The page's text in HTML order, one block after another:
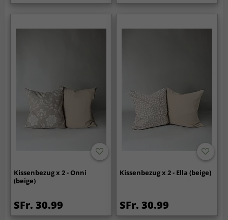
Kissenbezug x 2 - Onni
(beige)
SFr. 30.99
Kissenbezug x 2 - Ella (beige)
SFr. 30.99